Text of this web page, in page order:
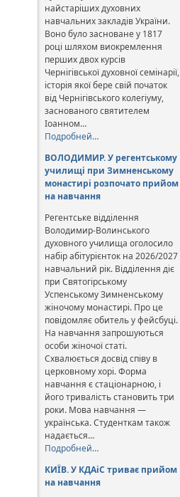
найстаріших духовних
навчальних закладів України.
Воно було засноване у 1817
році шляхом виокремлення
перших двох курсів
Чернігівської духовної семінарії,
історія якої бере свій початок
від Чернігівського колегіуму,
заснованого святителем
Іоанном…
Подробней…
ВОЛОДИМИР. У регентському
училищі при Зимненському
монастирі розпочато прийом
на навчання
Регентське відділення
Володимир-Волинського
духовного училища оголосило
набір абітурієнток на 2026/2027
навчальний рік. Відділення діє
при Святогірському
Успенському Зимненському
жіночому монастирі. Про це
повідомляє обитель у фейсбуці.
На навчання запрошуються
особи жіночої статі.
Схвалюється досвід співу в
церковному хорі. Форма
навчання є стаціонарною, і
його тривалість становить три
роки. Мова навчання —
українська. Студенткам також
надається…
Подробней…
КИЇВ. У КДАіС триває прийом
на навчання